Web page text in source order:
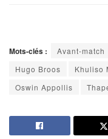
Mots-clés : Avant-match
Hugo Broos
Khuliso
Oswin Appollis